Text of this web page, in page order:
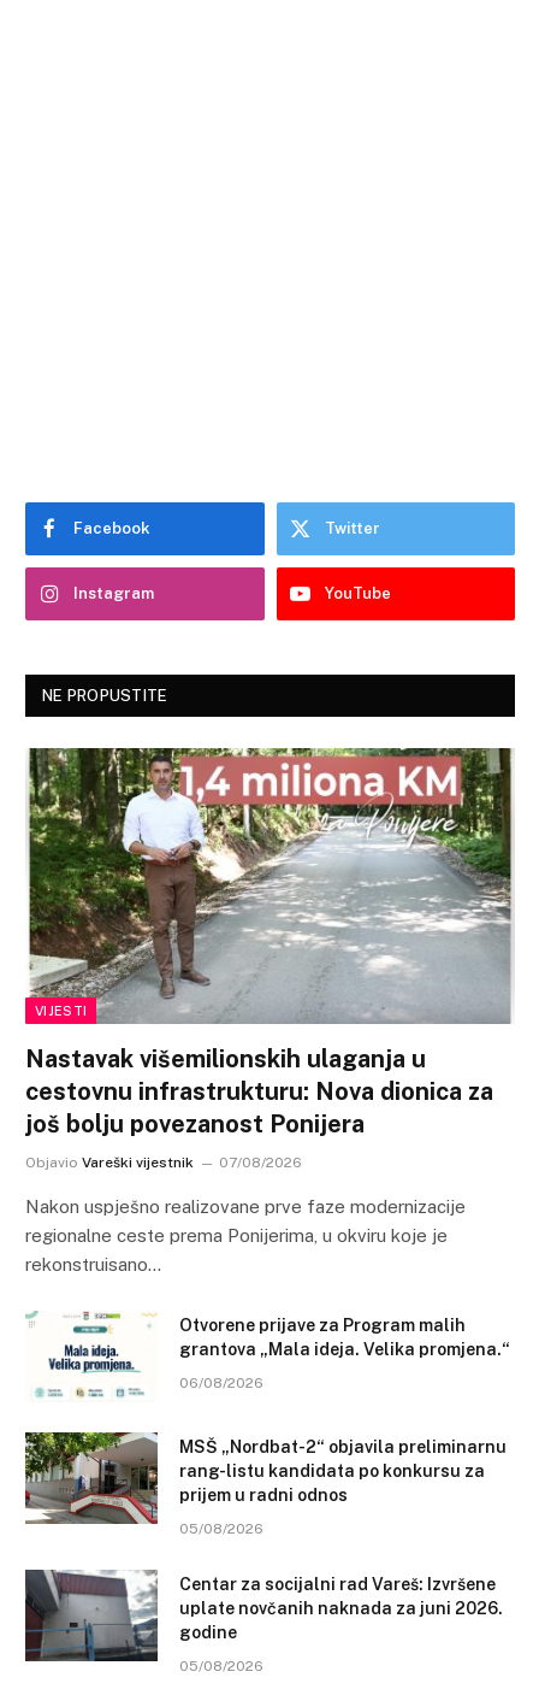
Facebook Twitter
Instagram YouTube
NE PROPUSTITE
VIJESTI
Nastavak višemilionskih ulaganja u
cestovnu infrastrukturu: Nova dionica za
još bolju povezanost Ponijera
Objavio Vareški vijestnik 07/08/2026
Nakon uspješno realizovane prve faze modernizacije
regionalne ceste prema Ponijerima, u okviru koje je
rekonstruisano…
Otvorene prijave za Program malih
grantova „Mala ideja. Velika promjena.“
06/08/2026
MSŠ „Nordbat-2“ objavila preliminarnu
rang-listu kandidata po konkursu za
prijem u radni odnos
05/08/2026
Centar za socijalni rad Vareš: Izvršene
uplate novčanih naknada za juni 2026.
godine
05/08/2026